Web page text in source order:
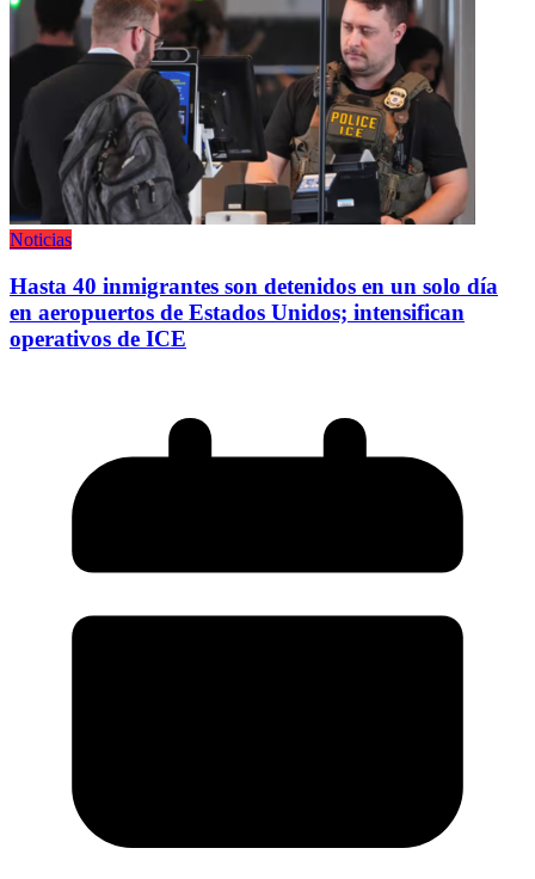
Noticias
Hasta 40 inmigrantes son detenidos en un solo día
en aeropuertos de Estados Unidos; intensifican
operativos de ICE